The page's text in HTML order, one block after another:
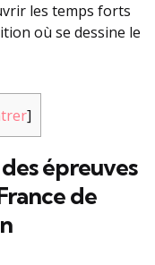
les temps forts
où se dessine le
]
épreuves
de